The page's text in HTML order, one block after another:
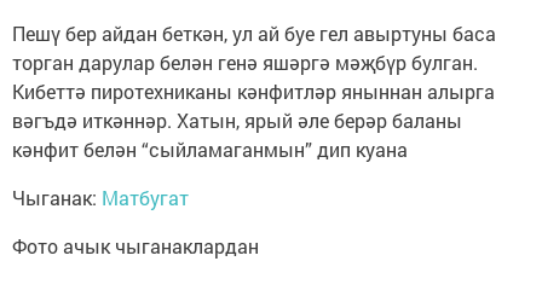
Пешү бер айдан беткән, ул ай буе гел авыртуны баса
торган дарулар белән генә яшәргә мәҗбүр булган.
Кибеттә пиротехниканы кәнфитләр яныннан алырга
вәгъдә иткәннәр. Хатын, ярый әле берәр баланы
кәнфит белән “сыйламаганмын” дип куана
Чыганак: Матбугат
Фото ачык чыганаклардан